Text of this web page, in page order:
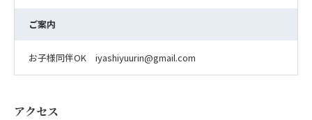
ご案内
お子様同伴OK iyashiyuurin@gmail.com
アクセス